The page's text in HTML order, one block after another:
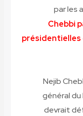
par les
Chebbi
présidentielles
2008-07-13
général
devrait